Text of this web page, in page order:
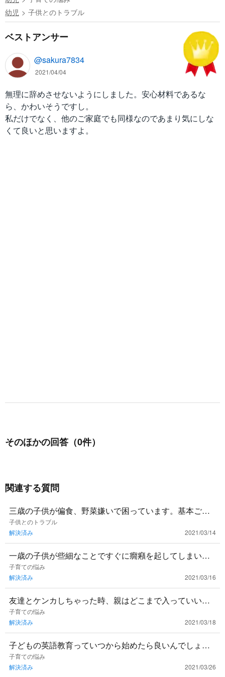
幼児
子供とのトラブル
ベストアンサー
@sakura7834
2021/04/04
無理に辞めさせないようにしました。安心材料であるな
ら、かわいそうですし。
私だけでなく、他のご家庭でも同様なのであまり気にしな
くて良いと思いますよ。
そのほかの回答（0件）
関連する質問
三歳の子供が偏食、野菜嫌いで困っています。基本ご飯
と肉しか食べません。ついつい叱ってしまいます。皆さ
まはどの様にして解決
子供とのトラブル
解決済み
2021/03/14
一歳の子供が些細なことですぐに癇癪を起してしまい困
っています。なだめるためのいい方法はないでしょう
か。 #癇癪
子育ての悩み
解決済み
2021/03/16
友達とケンカしちゃった時、親はどこまで入っていいん
でしょうか？ #ケンカ #幼児教育 #社会関係
子育ての悩み
解決済み
2021/03/18
子どもの英語教育っていつから始めたら良いんでしょう
か？ #英語 #英会話
子育ての悩み
解決済み
2021/03/26